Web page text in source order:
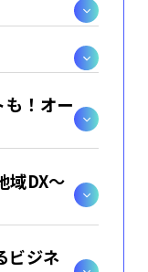
！オー
域DX〜
ビジネ